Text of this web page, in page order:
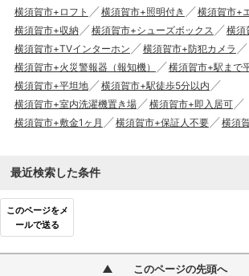
横須賀市+ロフト
横須賀市+照明付き
横須賀市+
横須賀市+収納
横須賀市+シューズボックス
横須
横須賀市+TVインターホン
横須賀市+防犯カメラ
横須賀市+火災警報器（報知機）
横須賀市+駅まで
横須賀市+平坦地
横須賀市+駅徒歩5分以内
横須賀市+室内洗濯機置き場
横須賀市+即入居可
横須賀市+敷金1ヶ月
横須賀市+保証人不要 横須
最近検索した条件
このページをメ
ールで送る
このページの先頭へ